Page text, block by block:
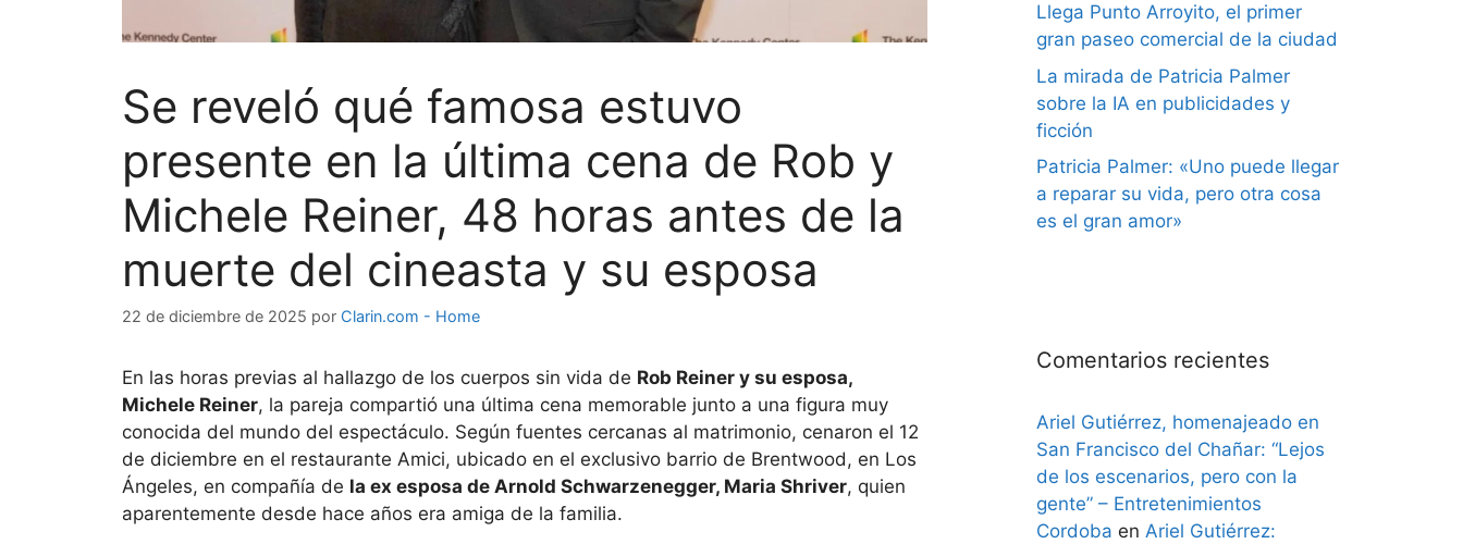
Se reveló qué famosa estuvo
presente en la última cena de Rob y
Michele Reiner, 48 horas antes de la
muerte del cineasta y su esposa
22 de diciembre de 2025 por Clarin.com - Home
En las horas previas al hallazgo de los cuerpos sin vida de Rob Reiner y su esposa,
Michele Reiner, la pareja compartió una última cena memorable junto a una figura muy
conocida del mundo del espectáculo. Según fuentes cercanas al matrimonio, cenaron el 12
de diciembre en el restaurante Amici, ubicado en el exclusivo barrio de Brentwood, en Los
Ángeles, en compañía de la ex esposa de Arnold Schwarzenegger, Maria Shriver, quien
aparentemente desde hace años era amiga de la familia.
Llega Punto Arroyito, el primer
gran paseo comercial de la ciudad
La mirada de Patricia Palmer
sobre la IA en publicidades y
ficción
Patricia Palmer: «Uno puede llegar
a reparar su vida, pero otra cosa
es el gran amor»
Comentarios recientes
Ariel Gutiérrez, homenajeado en
San Francisco del Chañar: “Lejos
de los escenarios, pero con la
gente” – Entretenimientos
Cordoba en Ariel Gutiérrez: